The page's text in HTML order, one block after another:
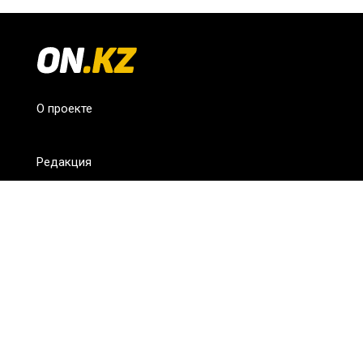
О проекте
Редакция